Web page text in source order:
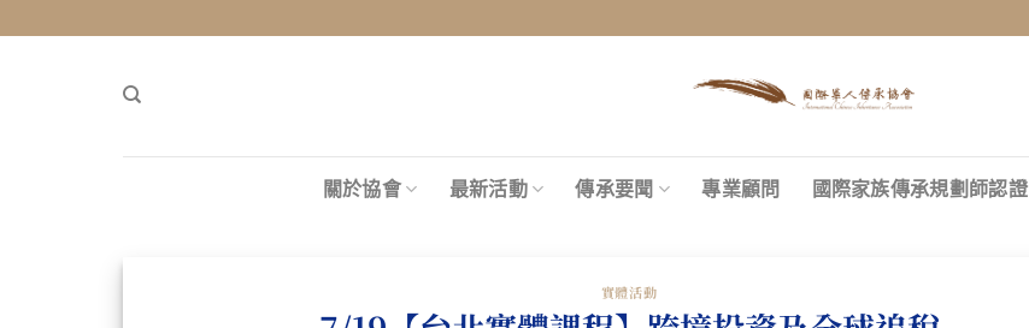
關於協會 最新活動 傳承要聞 專業顧問 國際家族傳承規劃師認證
實體活動